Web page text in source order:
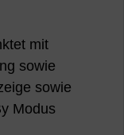
mit
sowie
sowie
Modus